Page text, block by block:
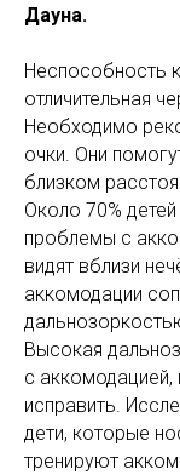
Дауна.
Неспособность
отличительная
Необходимо
очки. Они
близком
Около 70%
проблемы с
видят вблизи
аккомодации
Высокая
с
исправить.
дети, которые
тренируют